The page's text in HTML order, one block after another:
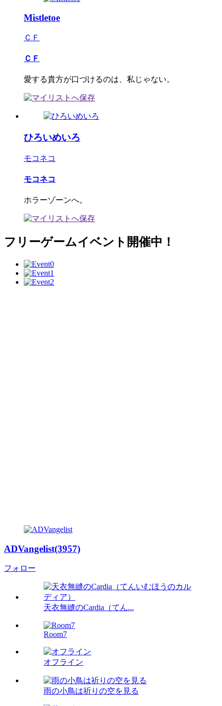
Mistletoe
ＣＦ
ＣＦ
愛する貴方が口づけるのは、私じゃない。
ひろいめいろ
モコネコ
モコネコ
ホラーゾーンへ。
フリーゲームイベント開催中！
ADVangelist(3957)
フォロー
天衣無縫のCardia（てん...
Room7
オフライン
雨の小鳥は祈りの空を見る